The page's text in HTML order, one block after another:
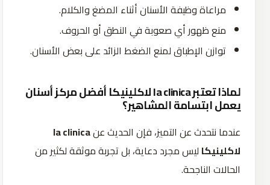
مراعاة وظيفة الأسنان أثناء المضغ والكلام.
منع ظهور أي صعوبة في النطق أو الحروف.
توازن الإطباق لمنع الضغط الزائد على بعض الأسنان.
لماذا تعتبر la clinica لاكلينيكا أفضل مركز أسنان
يعمل ابتسامة المشاهير؟
عندما نتحدث عن التميز، فإن الحديث عنla clinica
لاكلينيكا ليس مجرد دعاية، بل تجربة موثقة لكثير من
الحالات الناجحة.